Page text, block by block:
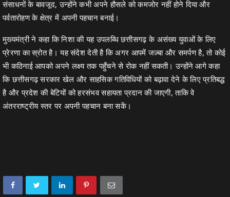
संसाधनों के बावजूद, उन्होंने कभी अपने हौसले को कमजोर नहीं होने दिया और
पर्वतारोहण के क्षेत्र में अपनी पहचान बनाई।
मुख्यमंत्री ने कहा कि निशा की यह उपलब्धि छत्तीसगढ़ के असंख्य युवाओं के लिए
प्रेरणा का स्रोत है। यह संदेश देती है कि अगर आपमें जज़्बा और समर्पण है, तो कोई
भी कठिनाई आपको अपने लक्ष्य तक पहुँचने से रोक नहीं सकती। उन्होंने आगे कहा
कि छत्तीसगढ़ सरकार खेल और साहसिक गतिविधियों को बढ़ावा देने के लिए प्रतिबद्ध
है और प्रदेश की बेटियों को हरसंभव सहायता प्रदान की जाएगी, ताकि वे
अंतरराष्ट्रीय स्तर पर अपनी पहचान बना सकें।